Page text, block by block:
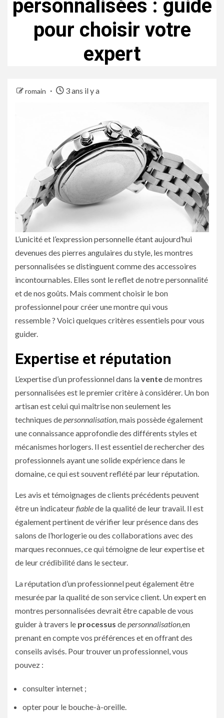
personnalisées : guide
pour choisir votre
expert
romain 3 ans il y a
L’unicité et l’expression personnelle étant aujourd’hui
devenues des pierres angulaires du style, les montres
personnalisées se distinguent comme des accessoires
incontournables. Elles sont le reflet de notre personnalité
et de nos goûts. Mais comment choisir le bon
professionnel pour créer une montre qui vous
ressemble ? Voici quelques critères essentiels pour vous
guider.
Expertise et réputation
L’expertise d’un professionnel dans laventede montres
personnalisées est le premier critère à considérer. Un bon
artisan est celui qui maîtrise non seulement les
techniques de personnalisation, mais possède également
une connaissance approfondie des différents styles et
mécanismes horlogers. Il est essentiel de rechercher des
professionnels ayant une solide expérience dans le
domaine, ce qui est souvent reflété par leur réputation.
Les avis et témoignages de clients précédents peuvent
être un indicateurfiablede la qualité de leur travail. Il est
également pertinent de vérifier leur présence dans des
salons de l’horlogerie ou des collaborations avec des
marques reconnues, ce qui témoigne de leur expertise et
de leur crédibilité dans le secteur.
La réputation d’un professionnel peut également être
mesurée par la qualité de son service client. Un expert en
montres personnalisées devrait être capable de vous
guider à travers le processus de personnalisation,en
prenant en compte vos préférences et en offrant des
conseils avisés. Pour trouver un professionnel, vous
pouvez :
consulter internet ;
opter pour le bouche-à-oreille.